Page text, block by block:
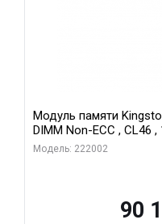
Модуль памяти
Модель: 222002
90